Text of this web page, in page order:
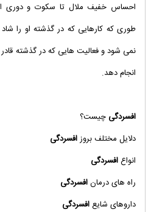
احساس خفیف ملال تا سکوت و دوری از
طوری که کارهایی که در گذشته او را
نمی شود و فعالیت هایی که در گذشته قادر
انجام دهد.
افسردگی چیست؟
دلایل مختلف بروزافسردگی
انواع افسردگی
راه های درمانافسردگی
داروهای شایع افسردگی